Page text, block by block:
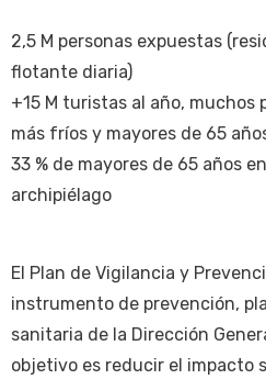
2,5 M personas expuestas
flotante diaria)
+15 M turistas al año, muchos
más fríos y mayores de 65
33 % de mayores de 65 años
archipiélago
El Plan de Vigilancia y
instrumento de prevención,
sanitaria de la Dirección
objetivo es reducir el impacto